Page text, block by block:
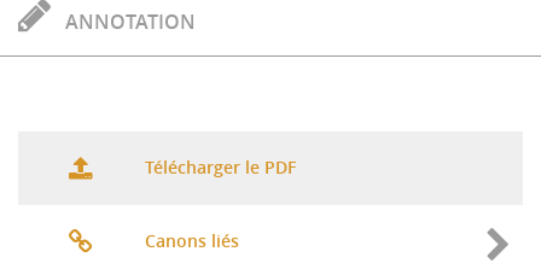
ANNOTATION
Télécharger le PDF
Canons liés